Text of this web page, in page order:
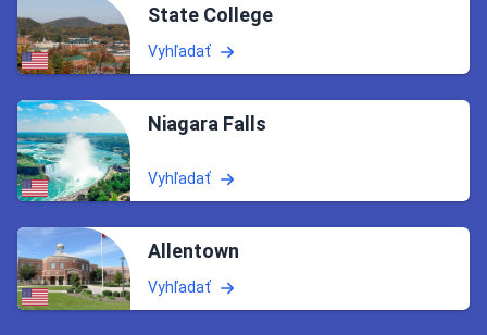
State College
Vyhľadať
Niagara Falls
Vyhľadať
Allentown
Vyhľadať